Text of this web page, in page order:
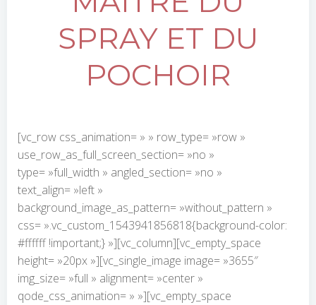
SPRAY ET DU
POCHOIR
[vc_row css_animation= » » row_type= »row »
use_row_as_full_screen_section= »no »
type= »full_width » angled_section= »no »
text_align= »left »
background_image_as_pattern= »without_pattern »
css= ».vc_custom_1543941856818{background-color:
#ffffff !important;} »][vc_column][vc_empty_space
height= »20px »][vc_single_image image= »3655″
img_size= »full » alignment= »center »
qode_css_animation= » »][vc_empty_space